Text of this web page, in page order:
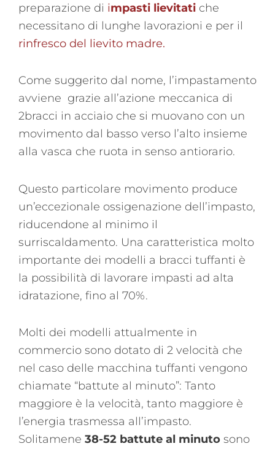
preparazione di impasti lievitati che
necessitano di lunghe lavorazioni e per il
rinfresco del lievito madre.
Come suggerito dal nome, l’impastamento
avviene grazie all’azione meccanica di
2bracci in acciaio che si muovano con un
movimento dal basso verso l’alto insieme
alla vasca che ruota in senso antiorario.
Questo particolare movimento produce
un’eccezionale ossigenazione dell’impasto,
riducendone al minimo il
surriscaldamento. Una caratteristica molto
importante dei modelli a bracci tuffanti è
la possibilità di lavorare impasti ad alta
idratazione, fino al 70%.
Molti dei modelli attualmente in
commercio sono dotato di 2 velocità che
nel caso delle macchina tuffanti vengono
chiamate “battute al minuto”: Tanto
maggiore è la velocità, tanto maggiore è
l’energia trasmessa all’impasto.
Solitamene 38-52 battute al minuto sono